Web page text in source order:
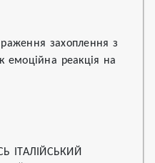
захоплення з
емоційна реакція на
ІТАЛІЙСЬКИЙ